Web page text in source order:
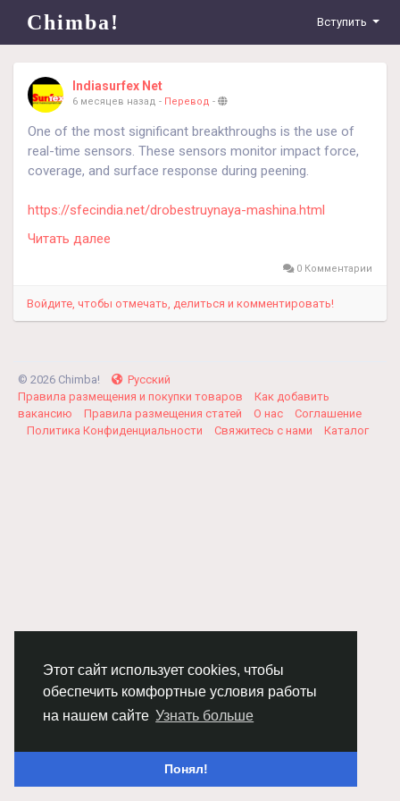
Этот сайт использует cookies, чтобы
обеспечить комфортные условия работы
на нашем сайте Узнать больше
Понял!
Chimba! Вступить
Indiasurfex Net
6 месяцев назад - Перевод -
One of the most significant breakthroughs is the use of
real-time sensors. These sensors monitor impact force,
coverage, and surface response during peening.
https://sfecindia.net/drobestruynaya-mashina.html
https://sfecindia.net/roller-conveyor-type-shot-blasting-
#technology #technologies #shotblastingmachine
Читать далее
0 Комментарии
Войдите, чтобы отмечать, делиться и комментировать!
© 2026 Chimba!
Русский
Правила размещения и покупки товаров
Как добавить
вакансию
Правила размещения статей О нас
Соглашение
Политика Конфиденциальности
Свяжитесь с нами Каталог